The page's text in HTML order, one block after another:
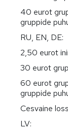
40 eurot
gruppide
RU, EN, DE:
2,50 eurot
30 eurot
60 eurot
gruppide
Cesvaine
LV: